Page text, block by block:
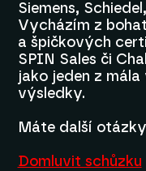
Siemens,
Vycházím z
a špičkových
SPIN Sales či
jako jeden z mála
výsledky.
Máte další
Domluvit schůzku